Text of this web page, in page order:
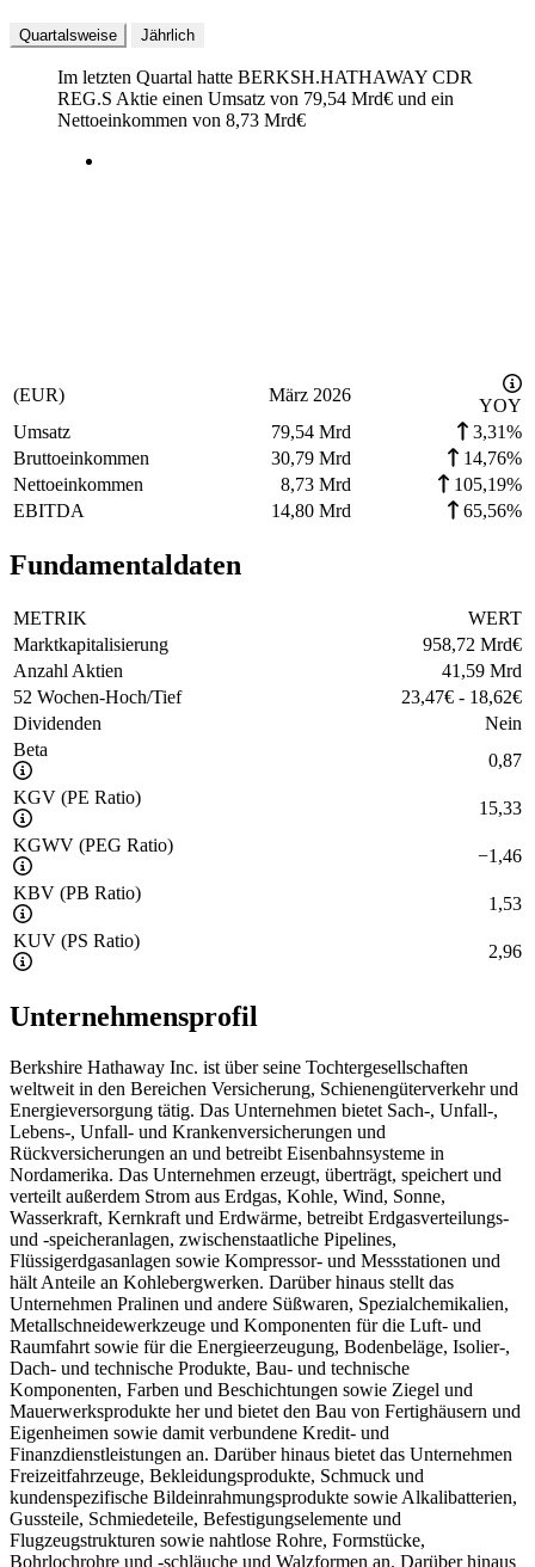
Quartalsweise Jährlich
Im letzten Quartal hatte BERKSH.HATHAWAY CDR
REG.S Aktie einen Umsatz von 79,54 Mrd€ und ein
Nettoeinkommen von 8,73 Mrd€
(EUR) März 2026
YOY
Umsatz
79,54 Mrd
3,31%
Bruttoeinkommen
30,79 Mrd
14,76%
Nettoeinkommen
8,73 Mrd
105,19%
EBITDA
14,80 Mrd 65,56%
Fundamentaldaten
METRIK
WERT
Marktkapitalisierung
958,72 Mrd€
Anzahl Aktien
41,59 Mrd
52 Wochen-Hoch/Tief
23,47€ - 18,62€
Dividenden
Nein
Beta
0,87
KGV (PE Ratio)
15,33
KGWV (PEG Ratio)
−1,46
KBV (PB Ratio)
1,53
KUV (PS Ratio)
2,96
Unternehmensprofil
Berkshire Hathaway Inc. ist über seine Tochtergesellschaften
weltweit in den Bereichen Versicherung, Schienengüterverkehr und
Energieversorgung tätig. Das Unternehmen bietet Sach-, Unfall-,
Lebens-, Unfall- und Krankenversicherungen und
Rückversicherungen an und betreibt Eisenbahnsysteme in
Nordamerika. Das Unternehmen erzeugt, überträgt, speichert und
verteilt außerdem Strom aus Erdgas, Kohle, Wind, Sonne,
Wasserkraft, Kernkraft und Erdwärme, betreibt Erdgasverteilungs-
und -speicheranlagen, zwischenstaatliche Pipelines,
Flüssigerdgasanlagen sowie Kompressor- und Messstationen und
hält Anteile an Kohlebergwerken. Darüber hinaus stellt das
Unternehmen Pralinen und andere Süßwaren, Spezialchemikalien,
Metallschneidewerkzeuge und Komponenten für die Luft- und
Raumfahrt sowie für die Energieerzeugung, Bodenbeläge, Isolier-,
Dach- und technische Produkte, Bau- und technische
Komponenten, Farben und Beschichtungen sowie Ziegel und
Mauerwerksprodukte her und bietet den Bau von Fertighäusern und
Eigenheimen sowie damit verbundene Kredit- und
Finanzdienstleistungen an. Darüber hinaus bietet das Unternehmen
Freizeitfahrzeuge, Bekleidungsprodukte, Schmuck und
kundenspezifische Bildeinrahmungsprodukte sowie Alkalibatterien,
Gussteile, Schmiedeteile, Befestigungselemente und
Flugzeugstrukturen sowie nahtlose Rohre, Formstücke,
Bohrlochrohre und -schläuche und Walzformen an. Darüber hinaus